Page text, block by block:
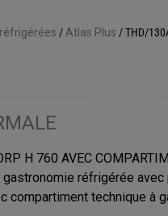
/ Atlas Plus /THD/
H 760 AVEC
gastronomie réfrigérée
compartiment technique à